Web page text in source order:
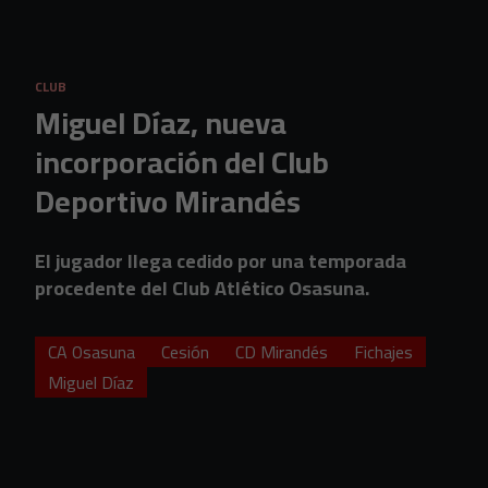
CLUB
Miguel Díaz, nueva
incorporación del Club
Deportivo Mirandés
El jugador llega cedido por una temporada
procedente del Club Atlético Osasuna.
CA Osasuna Cesión CD Mirandés
Fichajes
Miguel Díaz